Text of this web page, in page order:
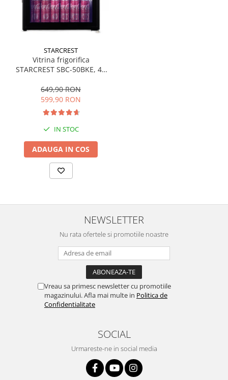
STARCREST
Vitrina frigorifica
STARCREST SBC-50BKE, 46
sticla, H 48.8 cm, Negru
649,90 RON
599,90 RON
IN STOC
ADAUGA IN COS
NEWSLETTER
Nu rata ofertele si promotiile noastre
Vreau sa primesc newsletter cu promotiile
magazinului. Afla mai multe in Politica de
Confidentialitate
SOCIAL
Urmareste-ne in social media